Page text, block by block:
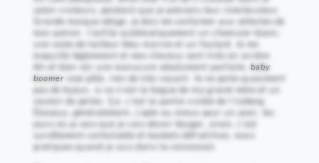
salon visiteurs, pendant que je préviens leur interlocuteur.
Grande marque oblige, je dois me conformer aux attentes de
mon patron. J’enfile systématiquement un chemisier blanc,
une veste de tailleur bleu marine et un foulard. Je me
maquille légèrement et mes cheveux sont tirés en arrière.
Ah et bien sûr une manucure absolument parfaite, baby
boomer rose pâle, rien de très voyant. Je ne porte quasiment
pas de bijoux, si ce n’est la bague de ma grand-mère et un
sautoir de perles. Ça, c’est la partie visible de l’iceberg.
Dessous, généralement, j’opte au mieux pour un jean, les
jours où je sais que je vais devoir bouger, sinon, c’est
survêtement confortable et baskets défraîchies, mais
pratiques quand je suis dans la concession.